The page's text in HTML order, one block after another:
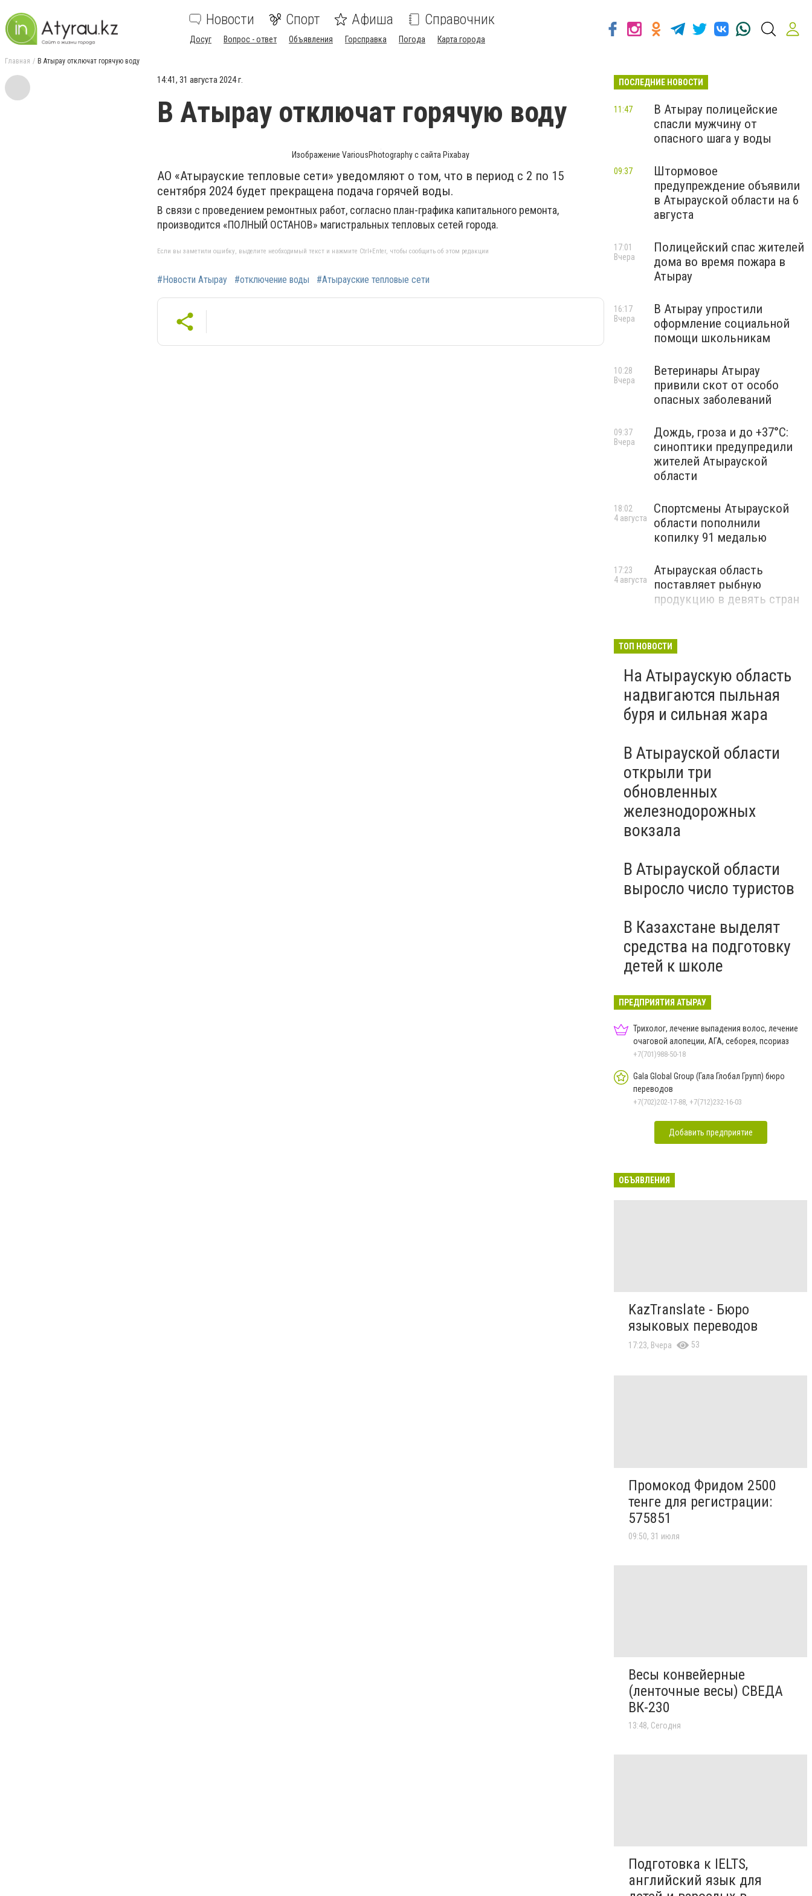
Новости Спорт Афиша Справочник
Досуг Вопрос - ответ Объявления Горсправка Погода Карта города
Главная В Атырау отключат горячую воду
14:41, 31 августа 2024 г.
В Атырау отключат горячую воду
Изображение VariousPhotography с сайта Pixabay
АО «Атырауские тепловые сети» уведомляют о том, что в период с 2 по 15
сентября 2024 будет прекращена подача горячей воды.
В связи с проведением ремонтных работ, согласно план-графика капитального ремонта,
производится «ПОЛНЫЙ ОСТАНОВ» магистральных тепловых сетей города.
Если вы заметили ошибку, выделите необходимый текст и нажмите Ctrl+Enter, чтобы сообщить об этом редакции
#Новости Атырау #отключение воды #Атырауские тепловые сети
ПОСЛЕДНИЕ НОВОСТИ
В Атырау полицейские
спасли мужчину от
опасного шага у воды
11:47
Штормовое
предупреждение объявили
в Атырауской области на 6
августа
09:37
Полицейский спас жителей
дома во время пожара в
Атырау
17:01
Вчера
В Атырау упростили
оформление социальной
помощи школьникам
16:17
Вчера
Ветеринары Атырау
привили скот от особо
опасных заболеваний
10:28
Вчера
Дождь, гроза и до +37°C:
синоптики предупредили
жителей Атырауской
области
09:37
Вчера
Спортсмены Атырауской
области пополнили
копилку 91 медалью
18:02
4 августа
Атырауская область
поставляет рыбную
продукцию в девять стран
17:23
4 августа
ТОП НОВОСТИ
На Атыраускую область
надвигаются пыльная
буря и сильная жара
В Атырауской области
открыли три
обновленных
железнодорожных
вокзала
В Атырауской области
выросло число туристов
В Казахстане выделят
средства на подготовку
детей к школе
ПРЕДПРИЯТИЯ АТЫРАУ
Трихолог, лечение выпадения волос, лечение
очаговой алопеции, АГА, себорея, псориаз
+7(701)988-50-18
Gala Global Group (Гала Глобал Групп) бюро
переводов
+7(702)202-17-88, +7(712)232-16-03
Добавить предприятие
ОБЪЯВЛЕНИЯ
KazTranslate - Бюро
языковых переводов
17:23, Вчера 53
Промокод Фридом 2500
тенге для регистрации:
575851
09:50, 31 июля
Весы конвейерные
(ленточные весы) СВЕДА
ВК-230
13:48, Сегодня
Подготовка к IELTS,
английский язык для